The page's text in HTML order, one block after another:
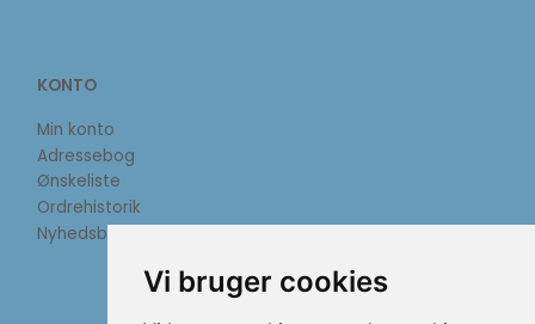
Vi bruger cookies
KONTO
Min konto
Adressebog
Ønskeliste
Ordrehistorik
Nyhedsbrev